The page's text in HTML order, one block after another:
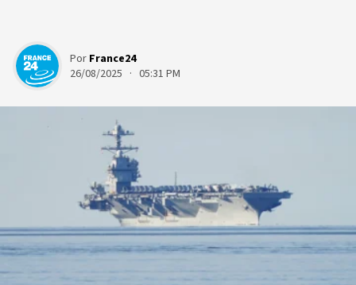
Por France24
26/08/2025 · 05:31 PM